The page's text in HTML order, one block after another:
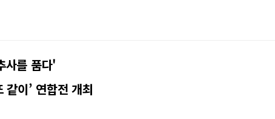
사를 품다'
같이’ 연합전 개최